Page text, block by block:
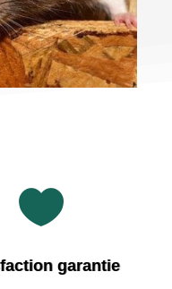

garantie